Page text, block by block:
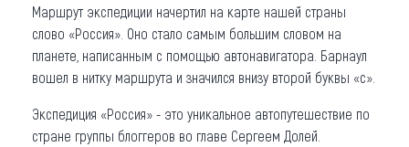
Маршрут экспедиции начертил на карте нашей страны
слово «Россия». Оно стало самым большим словом на
планете, написанным с помощью автонавигатора. Барнаул
вошел в нитку маршрута и значился внизу второй буквы «с».
Экспедиция «Россия» - это уникальное автопутешествие по
стране группы блоггеров во главе Сергеем Долей.